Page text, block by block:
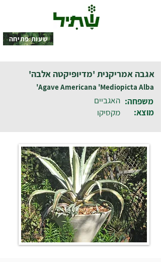
שעות פתיחה
אגבה אמריקנית 'מדיופיקטה אלבה'
Agave Americana 'Mediopicta Alba'
משפחה: האגביים
מוצא:
מקסיקו